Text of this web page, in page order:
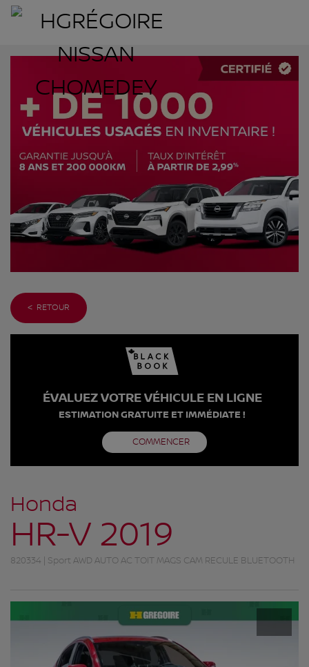
< RETOUR
ÉVALUEZ VOTRE VÉHICULE EN LIGNE
ESTIMATION GRATUITE ET IMMÉDIATE !
COMMENCER
Honda
HR-V 2019
820334 | Sport AWD AUTO AC TOIT MAGS CAM RECULE BLUETOOTH